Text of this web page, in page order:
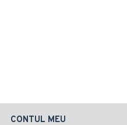
CONTUL MEU